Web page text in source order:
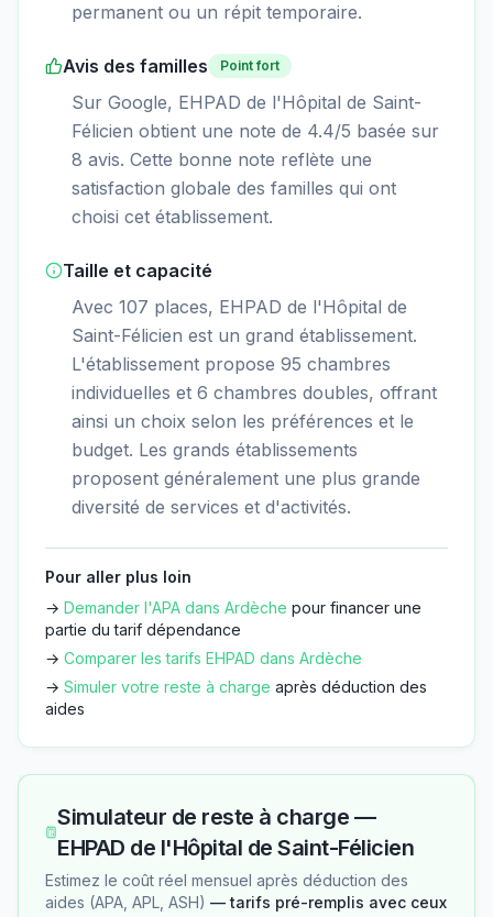
permanent ou un répit temporaire.
Avis des familles Point fort
Sur Google, EHPAD de l'Hôpital de Saint-
Félicien obtient une note de 4.4/5 basée sur
8 avis. Cette bonne note reflète une
satisfaction globale des familles qui ont
choisi cet établissement.
Taille et capacité
Avec 107 places, EHPAD de l'Hôpital de
Saint-Félicien est un grand établissement.
L'établissement propose 95 chambres
individuelles et 6 chambres doubles, offrant
ainsi un choix selon les préférences et le
budget. Les grands établissements
proposent généralement une plus grande
diversité de services et d'activités.
Pour aller plus loin
→ Demander l'APA dans Ardèche pour financer une
partie du tarif dépendance
→ Comparer les tarifs EHPAD dans Ardèche
→ Simuler votre reste à charge après déduction des
aides
Simulateur de reste à charge —
EHPAD de l'Hôpital de Saint-Félicien
Estimez le coût réel mensuel après déduction des
aides (APA, APL, ASH) — tarifs pré-remplis avec ceux